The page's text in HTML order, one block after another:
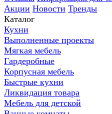
Акции Новости Тренды
Каталог
Кухни
Выполненные проекты
Мягкая мебель
Гардеробные
Корпусная мебель
Быстрые кухни
Ликвидация товара
Мебель для детской